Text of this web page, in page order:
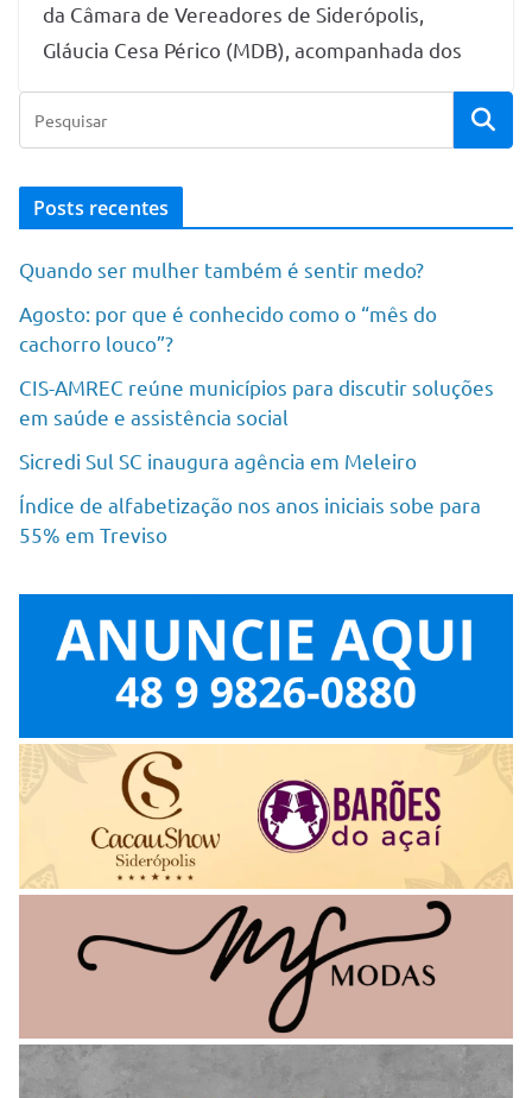
da Câmara de Vereadores de Siderópolis,
Gláucia Cesa Périco (MDB), acompanhada dos
Posts recentes
Quando ser mulher também é sentir medo?
Agosto: por que é conhecido como o “mês do
cachorro louco”?
CIS-AMREC reúne municípios para discutir soluções
em saúde e assistência social
Sicredi Sul SC inaugura agência em Meleiro
Índice de alfabetização nos anos iniciais sobe para
55% em Treviso